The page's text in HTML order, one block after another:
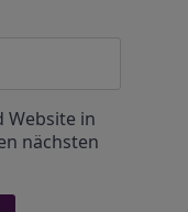
Website in
nächsten